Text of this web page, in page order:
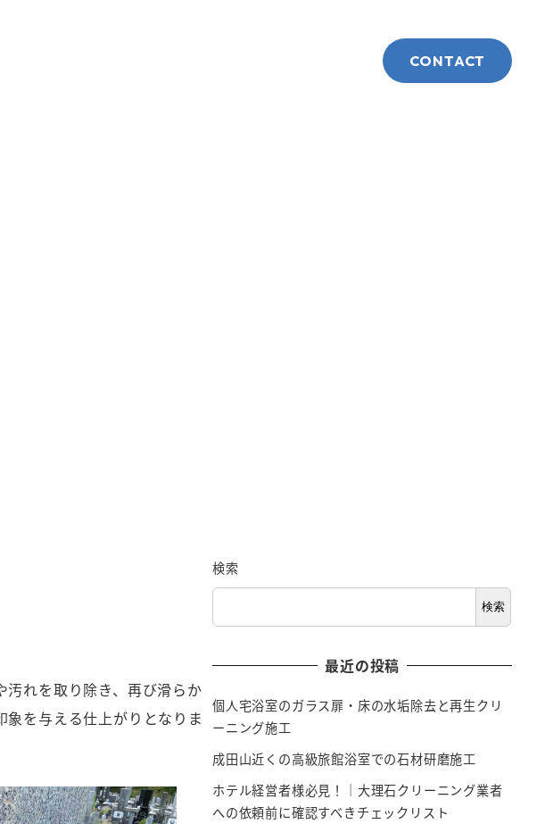
CONTACT
れを取り除き、再び滑らか
を与える仕上がりとなりま
検索
検索
最近の投稿
個人宅浴室のガラス扉・床の水垢除去と再生クリ
ーニング施工
成田山近くの高級旅館浴室での石材研磨施工
ホテル経営者様必見！｜大理石クリーニング業者
への依頼前に確認すべきチェックリスト